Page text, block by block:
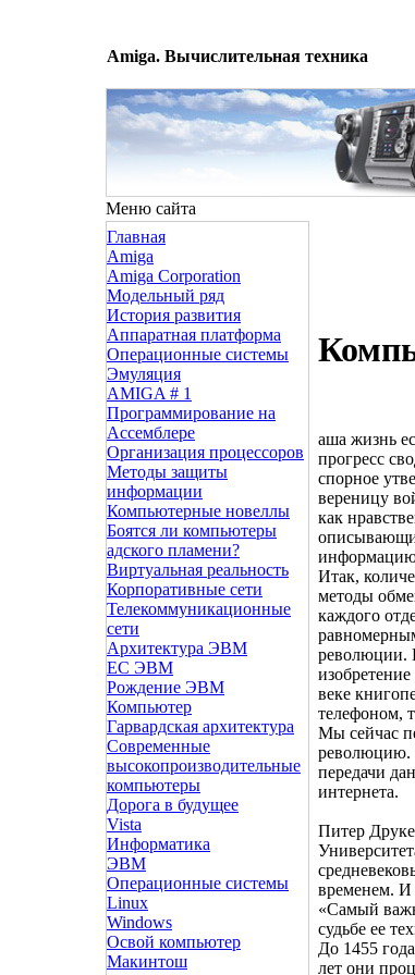
Amiga. Вычислительная техника
Меню сайта
Главная
Amiga
Amiga Corporation
Модельный ряд
История развития
Аппаратная платформа
Операционные системы
Эмуляция
AMIGA # 1
Программирование на
Ассемблере
Организация процессоров
Методы защиты
информации
Компьютерные новеллы
Боятся ли компьютеры
адского пламени?
Виртуальная реальность
Корпоративные сети
Телекоммуникационные
сети
Архитектура ЭВМ
ЕС ЭВМ
Рождение ЭВМ
Компьютер
Гарвардская архитектура
Современные
высокопроизводительные
компьютеры
Дорога в будущее
Vista
Инфоpматика
ЭВМ
Операционные системы
Linux
Windows
Освой компьютер
Макинтош
аша жизнь
прогресс
спорное
вереницу
как
Итак,
методы
каждого
революции.
веке
телефоном,
Мы сейчас
революцию.
передачи
интернета.
Питер
временем. И
«Самый
судьбе ее
До 1455
лет они